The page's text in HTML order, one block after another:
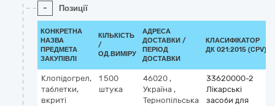
- Позиції
КОНКРЕТНА
НАЗВА
ПРЕДМЕТА
ЗАКУПІВЛІ
КІЛЬКІСТЬ
/
ОД.ВИМІРУ
АДРЕСА
ДОСТАВКИ /
ПЕРІОД
ДОСТАВКИ
КЛАСИФІКАТОР
ДК 021:2015 (CPV)
Клопідогрел,
таблетки,
вкриті
1 500
штука
46020 ,
Україна ,
Тернопільська
33620000-2
Лікарські
засоби для